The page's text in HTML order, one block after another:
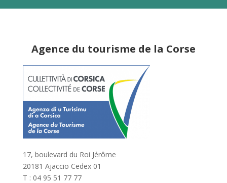
Agence du tourisme de la Corse
17, boulevard du Roi Jérôme
20181 Ajaccio Cedex 01
T : 04 95 51 77 77